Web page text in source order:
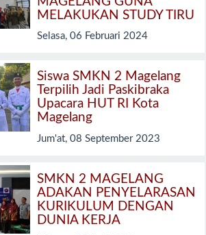
MELAKUKAN STUDY TIRU
Selasa, 06 Februari 2024
Siswa SMKN 2 Magelang
Terpilih Jadi Paskibraka
Upacara HUT RI Kota
Magelang
Jum'at, 08 September 2023
SMKN 2 MAGELANG
ADAKAN PENYELARASAN
KURIKULUM DENGAN
DUNIA KERJA